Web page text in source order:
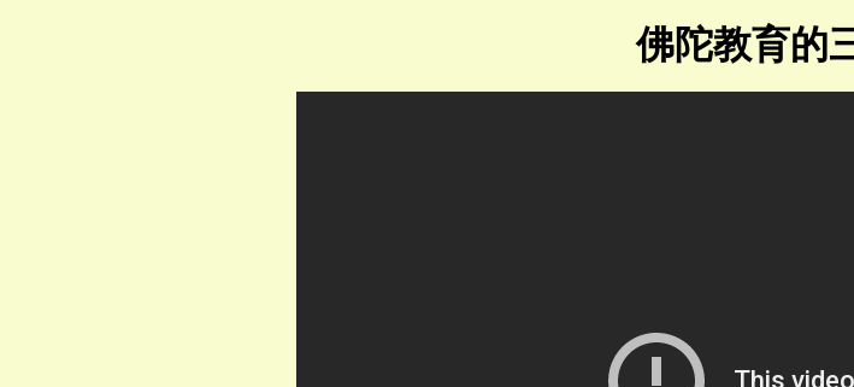
佛陀教育的